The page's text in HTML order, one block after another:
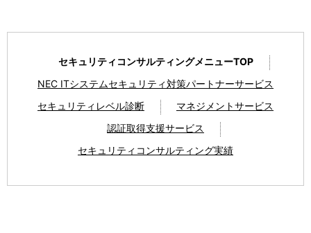
セキュリティコンサルティングメニューTOP
NEC ITシステムセキュリティ対策パートナーサービス
セキュリティレベル診断
マネジメントサービス
認証取得支援サービス
セキュリティコンサルティング実績